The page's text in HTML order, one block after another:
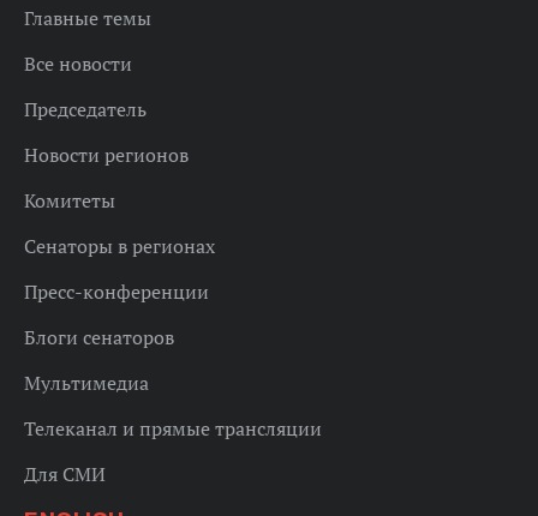
Главные темы
Все новости
Председатель
Новости регионов
Комитеты
Сенаторы в регионах
Пресс-конференции
Блоги сенаторов
Мультимедиа
Телеканал и прямые трансляции
Для СМИ